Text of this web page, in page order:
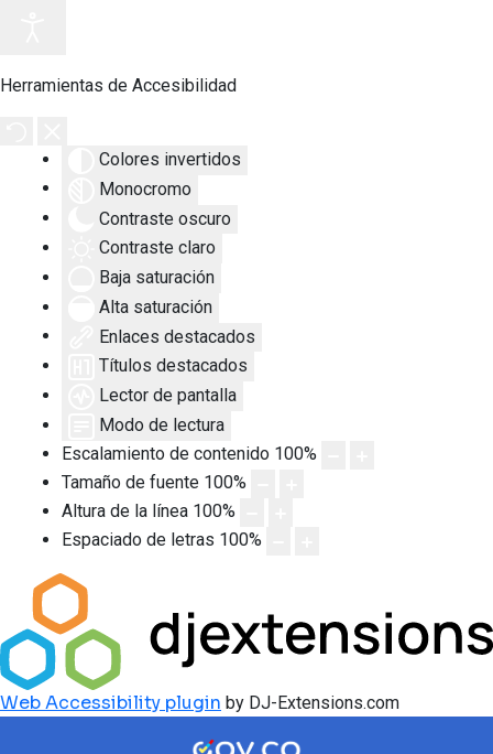
Herramientas de Accesibilidad
Colores invertidos
Monocromo
Contraste oscuro
Contraste claro
Baja saturación
Alta saturación
Enlaces destacados
Títulos destacados
Lector de pantalla
Modo de lectura
Escalamiento de contenido 100%
Tamaño de fuente 100%
Altura de la línea 100%
Espaciado de letras 100%
Web Accessibility plugin by DJ-Extensions.com